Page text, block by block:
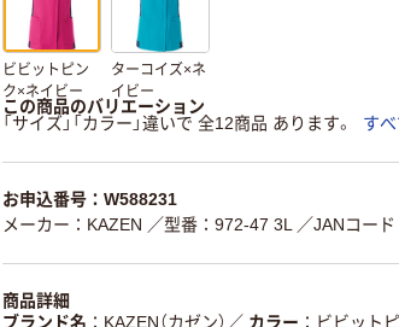
ビビットピン
ク×ネイビー
ターコイズ×ネ
イビー
この商品のバリエーション
「サイズ」「カラー」違いで 全12商品 あります。
す
お申込番号：W588231
メーカー：KAZEN ／型番：972-47 3L ／JANコー
商品詳細
ブランド名
KAZEN（カゼン） ／ カラー ビビット